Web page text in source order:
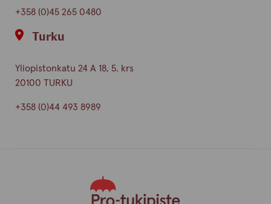
+358 (0)45 265 0480
Turku
Yliopistonkatu 24 A 18, 5. krs
20100 TURKU
+358 (0)44 493 8989